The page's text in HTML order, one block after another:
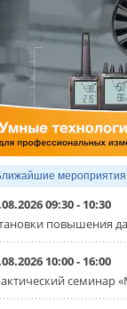
ЦОД с
стойку
3
3
Новый
3
мероприятия
09:30 - 10:30
повышения
10:00 - 16:00
семинар